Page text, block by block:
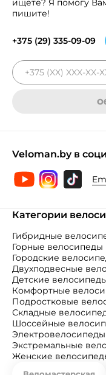
ищете? Я помогу
пишите!
+375 (29) 335-09-09
Veloman.by в
Категории
Гибридные
Горные велосипеды
Городские
Двухподвесные
Детские
Комфортные
Подростковые
Складные
Шоссейные
Электровелосипеды
Экстремальные
Женские